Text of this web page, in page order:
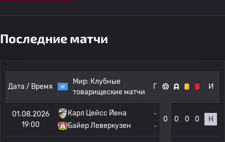
Последние матчи
Дата / Время
Мир: Клубные
товарищеские матчи
Г И
01.08.2026
19:00
Карл Цейсс Йена
Байер Леверкузен
-
-
0 0 0 0 Н